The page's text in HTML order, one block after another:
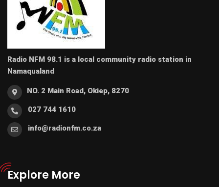
Radio NFM 98.1 is a local community radio station in
Namaqualand
NO. 2 Main Road, Okiep, 8270
027 744 1610
info@radionfm.co.za
Explore More